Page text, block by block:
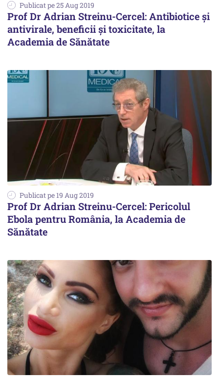
Publicat pe 25 Aug 2019
Prof Dr Adrian Streinu-Cercel: Antibiotice și
antivirale, beneficii și toxicitate, la
Academia de Sănătate
Publicat pe 19 Aug 2019
Prof Dr Adrian Streinu-Cercel: Pericolul
Ebola pentru România, la Academia de
Sănătate